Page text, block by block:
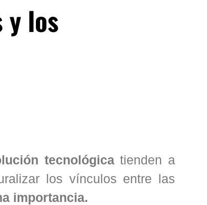
y los
tecnológicatienden a
los vínculos entre las
importancia.